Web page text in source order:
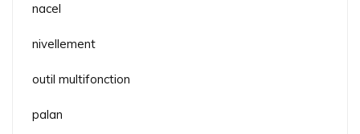
nacel
nivellement
outil multifonction
palan